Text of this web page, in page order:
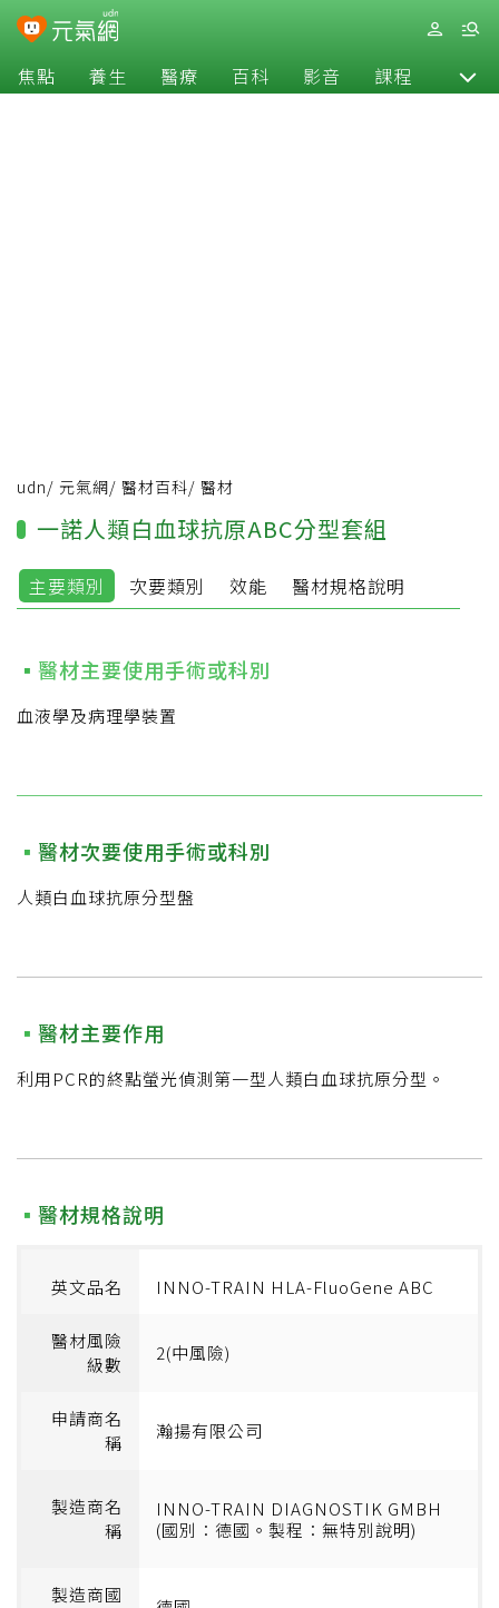
焦點 養生 醫療 百科 影音 課程 退休
udn/ 元氣網/ 醫材百科/ 醫材
一諾人類白血球抗原ABC分型套組
主要類別 次要類別 效能 醫材規格說明
醫材主要使用手術或科別
血液學及病理學裝置
醫材次要使用手術或科別
人類白血球抗原分型盤
醫材主要作用
利用PCR的終點螢光偵測第一型人類白血球抗原分型。
醫材規格說明
英文品名 INNO-TRAIN HLA-FluoGene ABC
醫材風險
級數
2(中風險)
申請商名
稱
瀚揚有限公司
製造商名
稱
INNO-TRAIN DIAGNOSTIK GMBH
(國別：德國。製程：無特別說明)
製造商國